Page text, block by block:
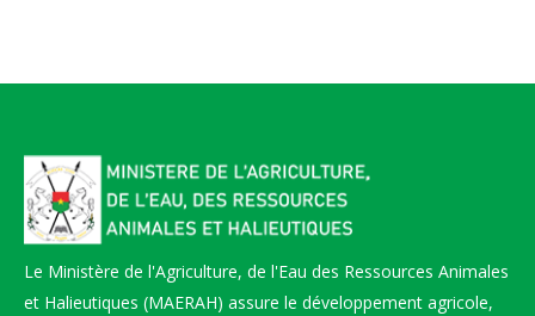
Le Ministère de l'Agriculture, de l'Eau des Ressources Animales
et Halieutiques (MAERAH) assure le développement agricole,